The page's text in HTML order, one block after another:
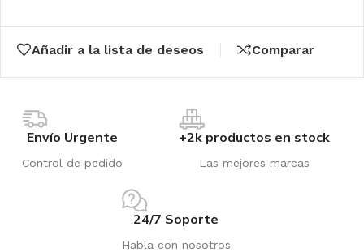
Añadir a la lista de deseos Comparar
Envío Urgente
Control de pedido
+2k productos en stock
Las mejores marcas
24/7 Soporte
Habla con nosotros